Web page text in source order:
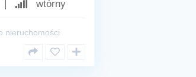
wtórny
nieruchomości